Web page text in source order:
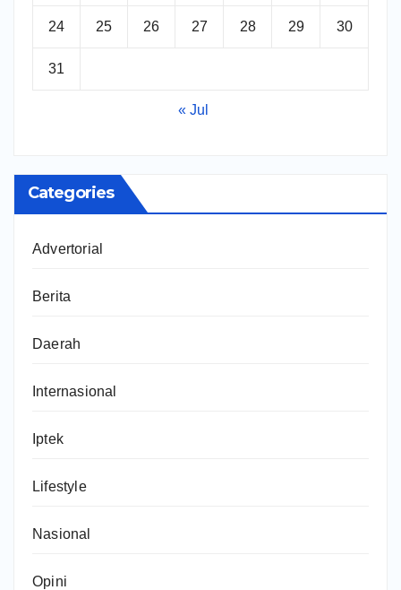
24 25 26 27 28 29 30
31
« Jul
Categories
Advertorial
Berita
Daerah
Internasional
Iptek
Lifestyle
Nasional
Opini